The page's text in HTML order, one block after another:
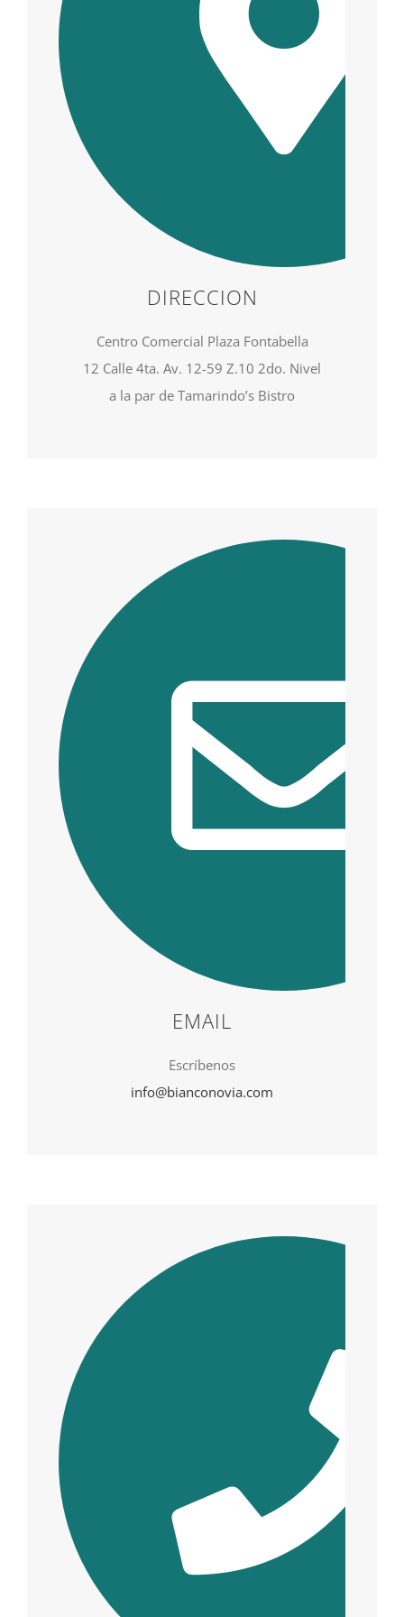
DIRECCION
Centro Comercial Plaza Fontabella
12 Calle 4ta. Av. 12-59 Z.10 2do. Nivel
a la par de Tamarindo’s Bistro
EMAIL
Escríbenos
info@bianconovia.com